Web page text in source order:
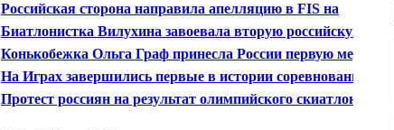
Российская сторона направила апелляцию в FIS на
решение по "делу Вылегжанина"
Биатлонистка Вилухина завоевала вторую российскую
медаль в Сочи, выиграв серебро в спринте
Конькобежка Ольга Граф принесла России первую медаль
Олимпиады
На Играх завершились первые в истории соревнования по
слоуп-стайлу
Протест россиян на результат олимпийского скиатлона